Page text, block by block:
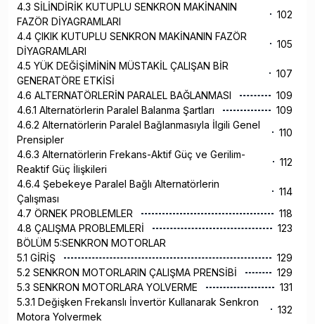
4.3 SİLİNDİRİK KUTUPLU SENKRON MAKİNANIN
FAZÖR DİYAGRAMLARI
102
4.4 ÇIKIK KUTUPLU SENKRON MAKİNANIN FAZÖR
DİYAGRAMLARI
105
4.5 YÜK DEĞİŞİMİNİN MÜSTAKİL ÇALIŞAN BİR
GENERATÖRE ETKİSİ
107
4.6 ALTERNATÖRLERİN PARALEL BAĞLANMASI
109
4.6.1 Alternatörlerin Paralel Balanma Şartları
109
4.6.2 Alternatörlerin Paralel Bağlanmasıyla İlgili Genel
Prensipler
110
4.6.3 Alternatörlerin Frekans-Aktif Güç ve Gerilim-
Reaktif Güç İlişkileri
112
4.6.4 Şebekeye Paralel Bağlı Alternatörlerin
Çalışması
114
4.7 ÖRNEK PROBLEMLER
118
4.8 ÇALIŞMA PROBLEMLERİ
123
BÖLÜM 5:SENKRON MOTORLAR
5.1 GİRİŞ
129
5.2 SENKRON MOTORLARIN ÇALIŞMA PRENSİBİ
129
5.3 SENKRON MOTORLARA YOLVERME
131
5.3.1 Değişken Frekanslı İnvertör Kullanarak Senkron
Motora Yolvermek
132